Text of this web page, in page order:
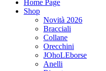
Home Page
Shop
Novità 2026
Bracciali
Collane
Orecchini
JOhoLEborse
Anelli